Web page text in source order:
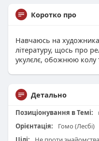
Коротко про
Навчаюсь на
літературу, щось про
укулєлє, обожнюю колу
Детально
Позиціонування в Темі:
Орієнтація:
Гомо (Лесбі)